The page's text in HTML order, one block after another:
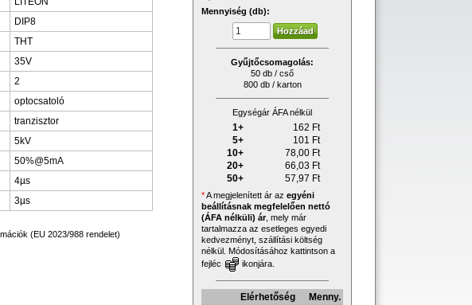
DIP8
THT
35V
2
optocsatoló
tranzisztor
5kV
50%@5mA
4µs
3µs
(EU 2023/988 rendelet)
Mennyiség (db):
Gyűjtőcsomagolás:
50 db / cső
800 db / karton
Egységár ÁFA nélkül
1+ 162 Ft
5+
101 Ft
10+
78,00 Ft
20+
66,03 Ft
50+
57,97 Ft
*A megjelenített ár az egyéni
beállításnak megfelelően nettó
(ÁFA nélküli) ár, mely már
tartalmazza az esetleges egyedi
kedvezményt, szállítási költség
nélkül. Módosításához kattintson a
fejléc
ikonjára.
Elérhetőség
Menny.